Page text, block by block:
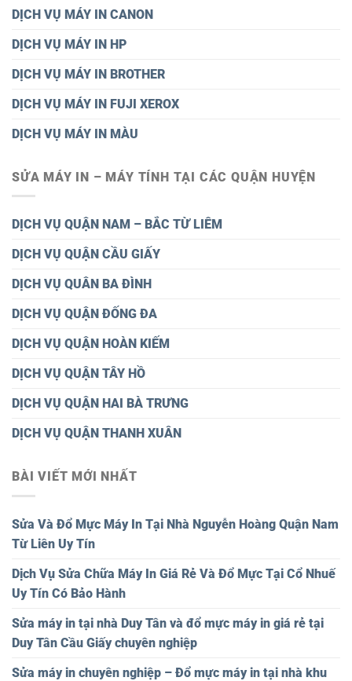
DỊCH VỤ MÁY IN CANON
DỊCH VỤ MÁY IN HP
DỊCH VỤ MÁY IN BROTHER
DỊCH VỤ MÁY IN FUJI XEROX
DỊCH VỤ MÁY IN MÀU
SỬA MÁY IN – MÁY TÍNH TẠI CÁC QUẬN HUYỆN
DỊCH VỤ QUẬN NAM – BẮC TỪ LIÊM
DỊCH VỤ QUẬN CẦU GIẤY
DỊCH VỤ QUÂN BA ĐÌNH
DỊCH VỤ QUẬN ĐỐNG ĐA
DỊCH VỤ QUẬN HOÀN KIẾM
DỊCH VỤ QUẬN TÂY HỒ
DỊCH VỤ QUẬN HAI BÀ TRƯNG
DỊCH VỤ QUẬN THANH XUÂN
BÀI VIẾT MỚI NHẤT
Sửa Và Đổ Mực Máy In Tại Nhà Nguyễn Hoàng Quận Nam
Từ Liên Uy Tín
Dịch Vụ Sửa Chữa Máy In Giá Rẻ Và Đổ Mực Tại Cổ Nhuế
Uy Tín Có Bảo Hành
Sửa máy in tại nhà Duy Tân và đổ mực máy in giá rẻ tại
Duy Tân Cầu Giấy chuyên nghiệp
Sửa máy in chuyên nghiệp – Đổ mực máy in tại nhà khu